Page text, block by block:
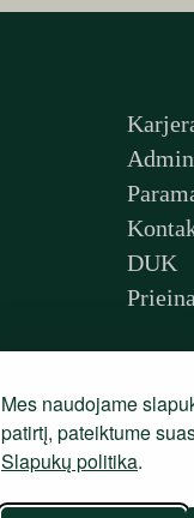
Mes naudojame
patirtį, pateiktume
Slapukų politika.
DUK